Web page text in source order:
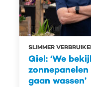
SLIMMER
Giel: ‘We
gaan wassen’